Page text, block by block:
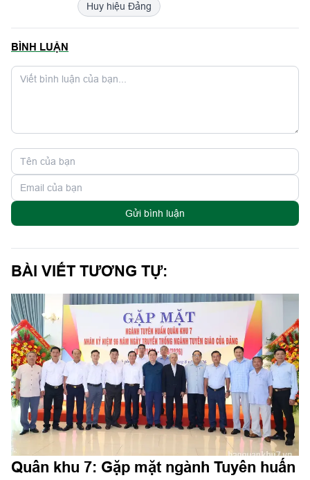
Huy hiệu Đảng
BÌNH LUẬN
Gửi bình luận
BÀI VIẾT TƯƠNG TỰ:
Quân khu 7: Gặp mặt ngành Tuyên huấn